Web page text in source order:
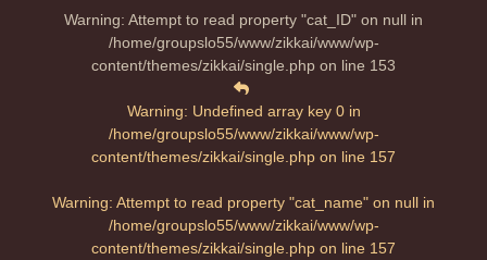
Warning: Attempt to read property "cat_ID" on null in
/home/groupslo55/www/zikkai/www/wp-
content/themes/zikkai/single.php on line 153
Warning: Undefined array key 0 in
/home/groupslo55/www/zikkai/www/wp-
content/themes/zikkai/single.php on line 157
Warning: Attempt to read property "cat_name" on null in
/home/groupslo55/www/zikkai/www/wp-
content/themes/zikkai/single.php on line 157